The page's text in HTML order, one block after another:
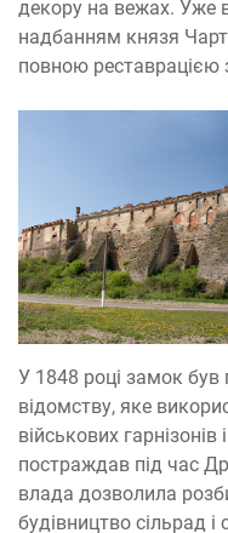
декору на вежах. Уже
надбанням князя
повною реставрацією
У 1848 році замок був
відомству, яке
військових
постраждав під час
влада дозволила
будівництво сільрад і